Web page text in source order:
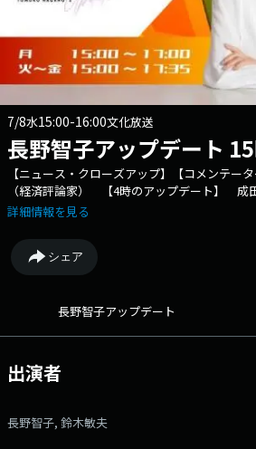
7/8水15:00-16:00文化放送
長野智子アップデート
【ニュース・クローズアップ】【コメンテ
（経済評論家） 【4時のアップデート】 成
映画監督 ） 番組「X」 アカウントは「
番組メールフォーム： https://form.run/
ッシュタグは「#長野智子アップデート」 X
「https://twitter.com/update_joqr」 月
ャーなど様々なジャンルのスペシャルストと
く！世の中の動きを知り、次の一歩を考え
化放送公式X（旧Twitter）アカウントは「
は 「https://www.facebook.com/1134joqr」
「@joqr_916」
詳細情報を見る
シェア
長野智子アップデート
出演者
長野智子, 鈴木敏夫